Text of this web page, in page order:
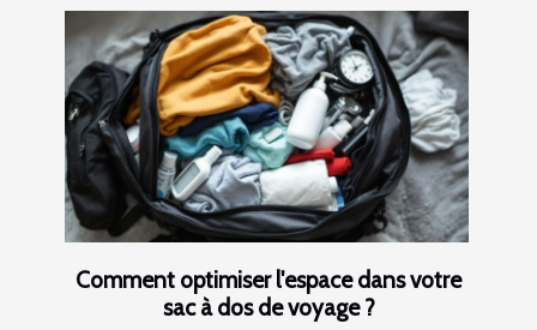
Comment optimiser l'espace dans votre
sac à dos de voyage ?